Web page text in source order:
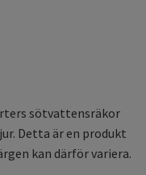
sötvattensräkor
Detta är en produkt
kan därför variera.